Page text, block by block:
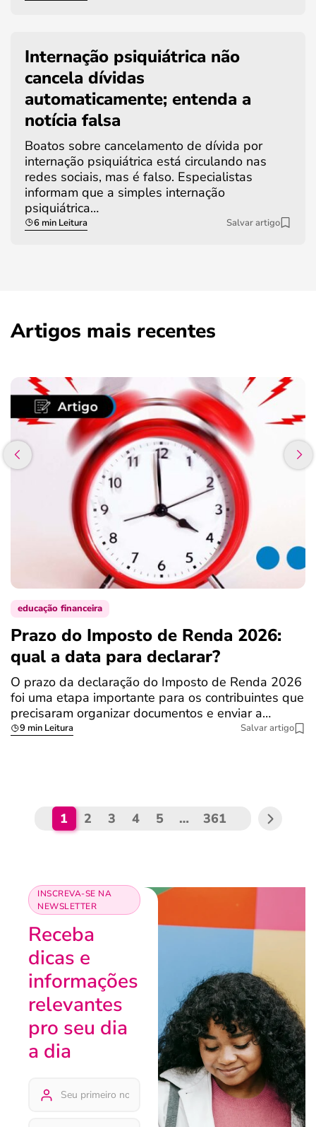
Internação psiquiátrica não
cancela dívidas
automaticamente; entenda a
notícia falsa
Boatos sobre cancelamento de dívida por
internação psiquiátrica está circulando nas
redes sociais, mas é falso. Especialistas
informam que a simples internação
psiquiátrica…
6 min Leitura Salvar artigo
Artigos mais recentes
educação financeira
Prazo do Imposto de Renda 2026:
qual a data para declarar?
O prazo da declaração do Imposto de Renda 2026
foi uma etapa importante para os contribuintes que
precisaram organizar documentos e enviar a…
9 min Leitura Salvar artigo
1 2 3 4 5 … 361
INSCREVA-SE NA
NEWSLETTER
Receba
dicas e
informações
relevantes
pro seu dia
a dia